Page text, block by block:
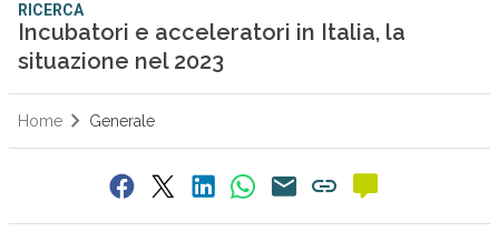
RICERCA
Incubatori e acceleratori in Italia, la
situazione nel 2023
Home Generale